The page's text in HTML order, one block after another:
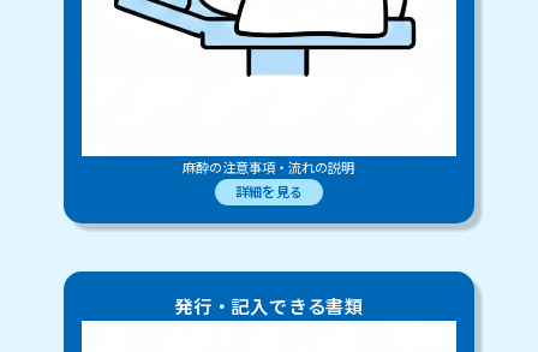
麻酔の注意事項・流れの説明
詳細を見る
発行・記入できる書類